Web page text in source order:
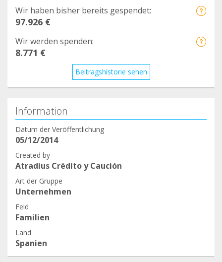
Wir haben bisher bereits gespendet:
97.926 €
Wir werden spenden:
8.771 €
Beitragshistorie sehen
Information
Datum der Veröffentlichung
05/12/2014
Created by
Atradius Crédito y Caución
Art der Gruppe
Unternehmen
Feld
Familien
Land
Spanien